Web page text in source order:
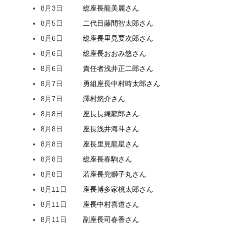
8月3日
総座長龍美麗さん
8月5日
二代目藤間智太郎さん
8月6日
総座長里見要次郎さん
8月6日
総座長おおみ悠さん
8月6日
責任者浅井正二郎さん
8月7日
勇組座長中村時太郎さん
8月7日
澤村悠介さん
8月8日
座長長縄龍郎さん
8月8日
座長浅井海斗さん
8月8日
座長里見龍星さん
8月8日
総座長春駒さん
8月8日
若座長兜獅子丸さん
8月11日
座長博多家桃太郎さん
8月11日
座長中村喜道さん
8月11日
副座長司春香さん